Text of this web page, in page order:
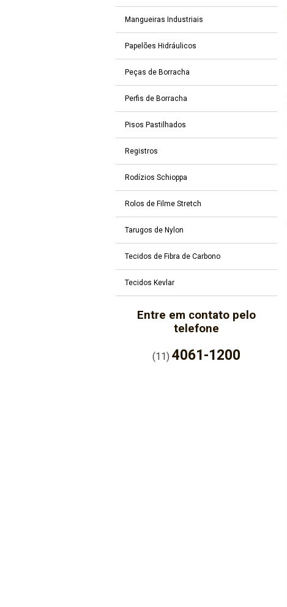
Mangueiras Industriais
Papelões Hidráulicos
Peças de Borracha
Perfis de Borracha
Pisos Pastilhados
Registros
Rodízios Schioppa
Rolos de Filme Stretch
Tarugos de Nylon
Tecidos de Fibra de Carbono
Tecidos Kevlar
Entre em contato pelo
telefone
(11)4061-1200